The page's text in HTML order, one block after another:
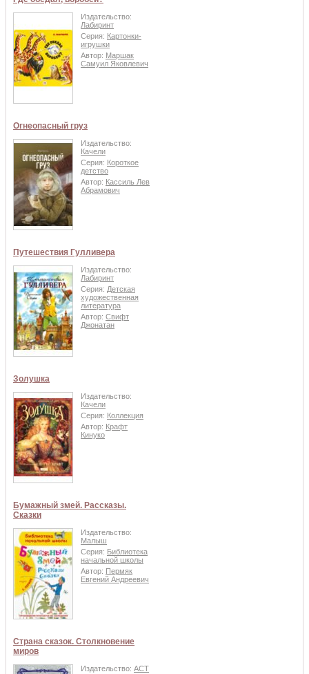
Издательство:
Лабиринт
Серия: Картонки-
игрушки
Автор: Маршак
Самуил Яковлевич
Огнеопасный груз
Издательство:
Качели
Серия: Короткое
детство
Автор: Кассиль Лев
Абрамович
Путешествия Гулливера
Издательство:
Лабиринт
Серия: Детская
художественная
литература
Автор: Свифт
Джонатан
Золушка
Издательство:
Качели
Серия: Коллекция
Автор: Крафт
Кинуко
Бумажный змей. Рассказы.
Сказки
Издательство:
Малыш
Серия: Библиотека
начальной школы
Автор: Пермяк
Евгений Андреевич
Страна сказок. Столкновение
миров
Издательство: АСТ